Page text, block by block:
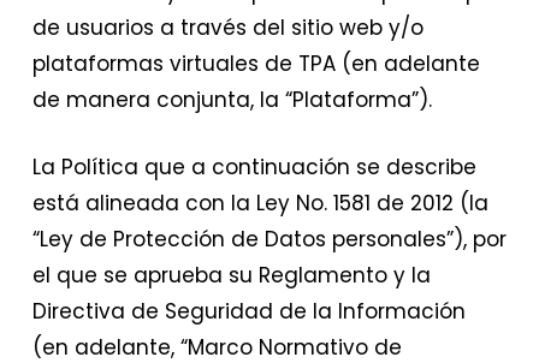
de usuarios a través del sitio web y/o
plataformas virtuales de TPA (en adelante
de manera conjunta, la “Plataforma”).
La Política que a continuación se describe
está alineada con la Ley No. 1581 de 2012 (la
“Ley de Protección de Datos personales”), por
el que se aprueba su Reglamento y la
Directiva de Seguridad de la Información
(en adelante, “Marco Normativo de